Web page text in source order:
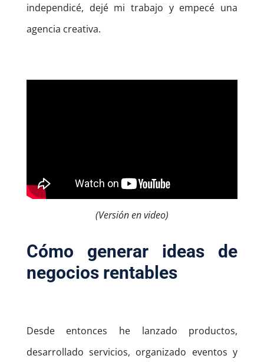
independicé, dejé mi trabajo y empecé una
agencia creativa.
(Versión en video)
Cómo generar ideas de
negocios rentables
Desde entonces he lanzado productos,
desarrollado servicios, organizado eventos y